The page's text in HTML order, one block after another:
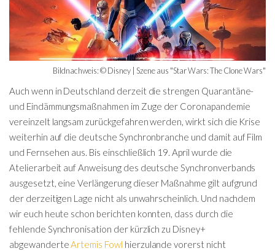
Bildnachweis: © Disney | Szene aus "Star Wars: The Clone Wars"
Auch wenn in Deutschland derzeit die strengen Quarantäne-
und Eindämmungsmaßnahmen im Zuge der Coronapandemie
vereinzelt langsam zurückgefahren werden, wirkt sich die Krise
weiterhin auf die deutsche Synchronbranche und damit auf Film
und Fernsehen aus. Bis einschließlich 19. April wurde die
Atelierarbeit auf Anweisung des deutsche Synchronverbands
ausgesetzt, eine Verlängerung dieser Maßnahme gilt aufgrund
der derzeitigen Lage nicht als unwahrscheinlich. Und nachdem
wir euch heute schon berichten konnten, dass durch die
fehlende Synchronisation der kürzlich zu Disney+
abgewanderteArtemis Fowl hierzulande vorerst nicht